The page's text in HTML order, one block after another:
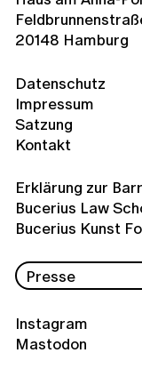
20148 Hamburg
Datenschutz
Impressum
Satzung
Kontakt
Erklärung zur
Bucerius Law
Bucerius Kunst
Presse
Instagram
Mastodon